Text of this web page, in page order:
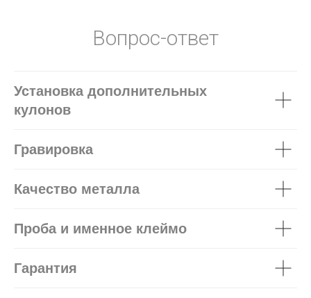
Вопрос-ответ
Установка дополнительных
кулонов
Гравировка
Качество металла
Проба и именное клеймо
Гарантия